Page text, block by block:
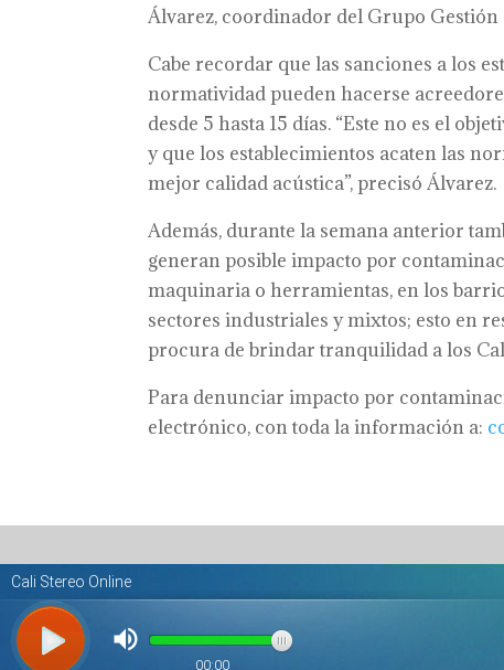
Álvarez, coordinador del Grupo Gestión
Cabe recordar que las sanciones a los
normatividad pueden hacerse
desde 5 hasta 15 días. “Este no es el
y que los establecimientos acaten las
mejor calidad acústica”, precisó Álvarez.
Además, durante la semana anterior
generan posible impacto por
maquinaria o herramientas, en los
sectores industriales y mixtos; esto en
procura de brindar tranquilidad a los
Para denunciar impacto por
electrónico, con toda la información a: